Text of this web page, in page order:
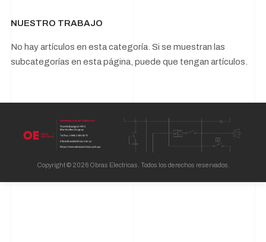
NUESTRO TRABAJO
No hay artículos en esta categoría. Si se muestran las
subcategorías en esta página, puede que tengan artículos.
Copyright © 2026 Obras Electricas. Todos los derechos reservados.